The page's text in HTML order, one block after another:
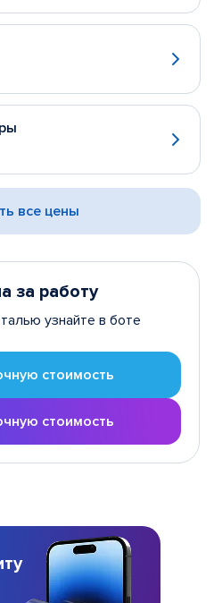
все цены
за работу
узнайте в боте
стоимость
стоимость